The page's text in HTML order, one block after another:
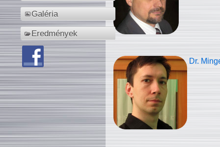
Galéria
Eredmények
Dr.